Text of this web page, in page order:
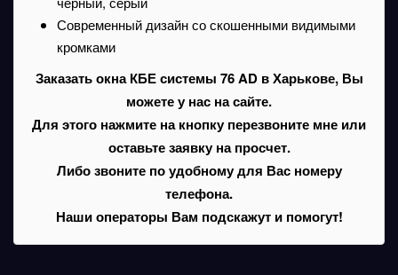
Современный дизайн со скошенными видимыми
кромками
Заказать окна КБЕ системы 76 AD в Харькове, Вы
можете у нас на сайте.
Для этого нажмите на кнопку перезвоните мне или
оставьте заявку на просчет.
Либо звоните по удобному для Вас номеру
телефона.
Наши операторы Вам подскажут и помогут!